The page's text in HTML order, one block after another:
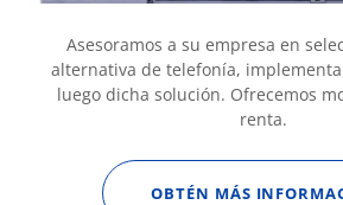
Asesoramos a su empresa en
alternativa de telefonía,
luego dicha solución. Ofrecemos
renta.
OBTÉN MÁS